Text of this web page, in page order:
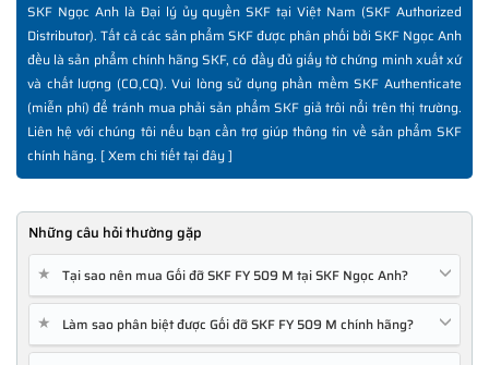
SKF Ngọc Anh là Đại lý ủy quyền SKF tại Việt Nam (SKF Authorized
Distributor). Tất cả các sản phẩm SKF được phân phối bởi SKF Ngọc Anh
đều là sản phẩm chính hãng SKF, có đầy đủ giấy tờ chứng minh xuất xứ
và chất lượng (CO,CQ). Vui lòng sử dụng phần mềm SKF Authenticate
(miễn phí) để tránh mua phải sản phẩm SKF giả trôi nổi trên thị trường.
Liên hệ với chúng tôi nếu bạn cần trợ giúp thông tin về sản phẩm SKF
chính hãng. [Xem chi tiết tại đây]
Những câu hỏi thường gặp
★ Tại sao nên mua Gối đỡ SKF FY 509 M tại SKF Ngọc Anh?
★ Làm sao phân biệt được Gối đỡ SKF FY 509 M chính hãng?